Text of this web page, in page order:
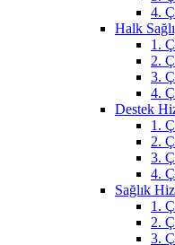
4.
Halk
1.
2.
3.
4.
Destek
1.
2.
3.
4.
Sağlık
1.
2.
3.